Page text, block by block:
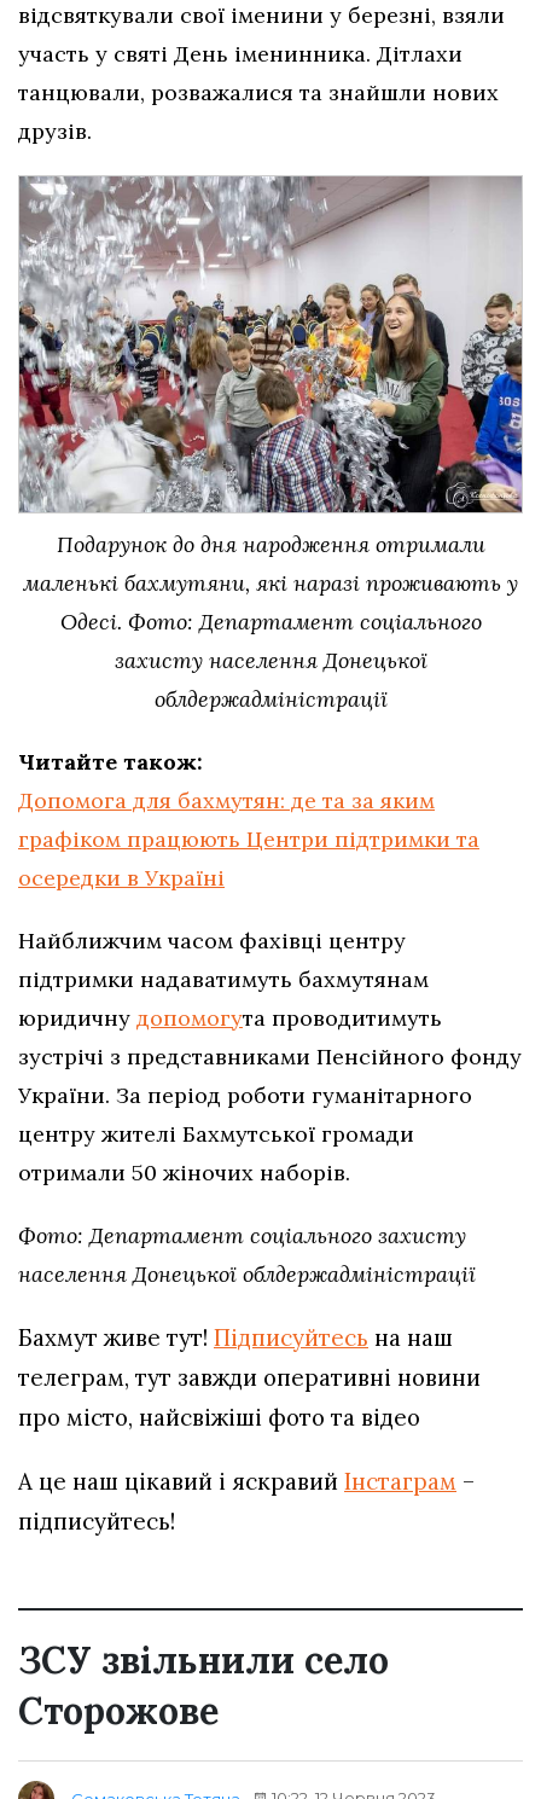
відсвяткували свої іменини у березні, взяли
участь у святі День іменинника. Дітлахи
танцювали, розважалися та знайшли нових
друзів.
Подарунок до дня народження отримали
маленькі бахмутяни, які наразі проживають у
Одесі. Фото: Департамент соціального
захисту населення Донецької
облдержадміністрації
Читайте також:
Допомога для бахмутян: де та за яким
графіком працюють Центри підтримки та
осередки в Україні
Найближчим часом фахівці центру
підтримки надаватимуть бахмутянам
юридичну допомогута проводитимуть
зустрічі з представниками Пенсійного фонду
України. За період роботи гуманітарного
центру жителі Бахмутської громади
отримали 50 жіночих наборів.
Фото: Департамент соціального захисту
населення Донецької облдержадміністрації
Бахмут живе тут! Підписуйтесь на наш
телеграм, тут завжди оперативні новини
про місто, найсвіжіші фото та відео
А це наш цікавий і яскравий Інстаграм –
підписуйтесь!
ЗСУ звільнили село
Сторожове